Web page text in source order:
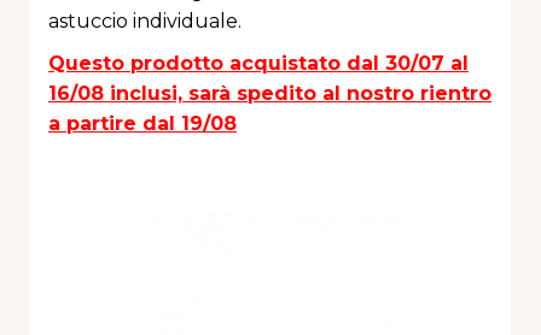
astuccio individuale.
Questo prodotto acquistato dal 30/07 al
16/08 inclusi, sarà spedito al nostro rientro
a partire dal 19/08